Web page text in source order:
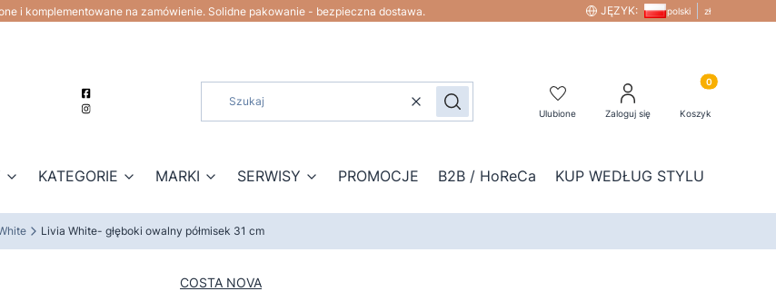
i komplementowane na zamówienie. Solidne pakowanie - bezpieczna dostawa. JĘZYK: polski zł
WyczyśćSzukaj Ulubione Zaloguj się
Produkty w
Koszyk
KATEGORIE MARKI SERWISY PROMOCJE B2B / HoReCa KUP WEDŁUG STYLU
Livia White- głęboki owalny półmisek 31 cm
COSTA NOVA